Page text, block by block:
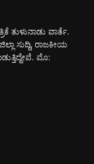
ತುಳುನಾಡು ವಾರ್ತೆ.
ಸುದ್ದಿ, ರಾಜಕೀಯ
ಮೊ: